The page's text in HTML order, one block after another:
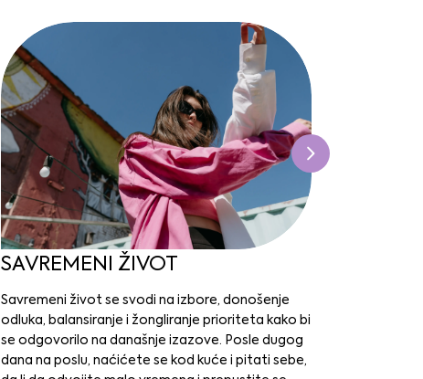
SAVREMENI ŽIVOT
Savremeni život se svodi na izbore, donošenje
odluka, balansiranje i žongliranje prioriteta kako bi
se odgovorilo na današnje izazove. Posle dugog
dana na poslu, naćićete se kod kuće i pitati sebe,